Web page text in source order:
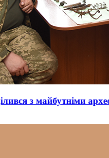
з майбутніми